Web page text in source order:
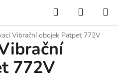
Hledat
KOŠÍK
Vibrační obojek Patpet 772V
772V